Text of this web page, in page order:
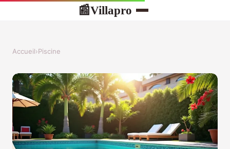
📰Villapro
Accueil›Piscine